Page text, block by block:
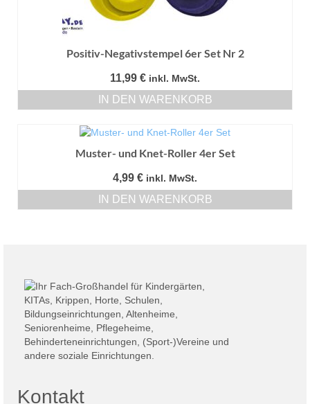
Positiv-Negativstempel 6er Set Nr 2
11,99 € inkl. MwSt.
IN DEN WARENKORB
Muster- und Knet-Roller 4er Set
4,99 € inkl. MwSt.
IN DEN WARENKORB
Kontakt